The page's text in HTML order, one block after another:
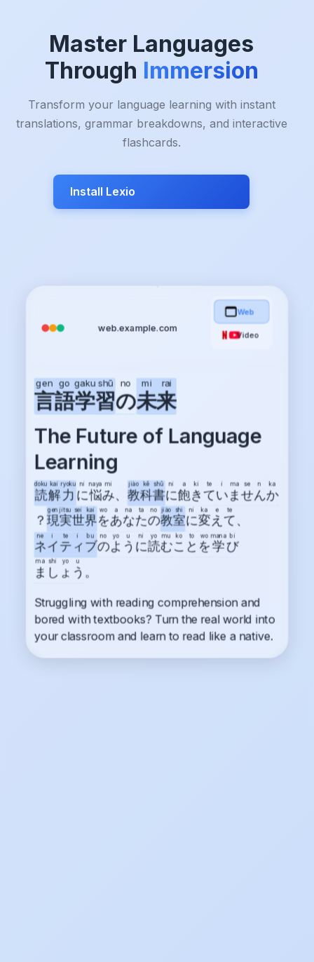
Master Languages
Through Immersion
Transform your language learning with instant
translations, grammar breakdowns, and interactive
flashcards.
Install Lexio
web.example.com
Web
Video
言
gen
語
go
学
gaku
習
shū
の
no
未
mi
来
rai
The Future of Language
Learning
読
doku
解
kai
力
ryoku
に
ni
悩
naya
み
mi
、 教
jiào
科
kē
書
shū
に
ni
飽
a
き
ki
て
te
い
i
ま
ma
せ
se
ん
n
か
ka
？ 現
gen
実
jitsu
世
sei
界
kai
を
wo
あ
a
な
na
た
ta
の
no
教
jiào
室
shì
に
ni
変
ka
え
e
て
te
、
ネ
ne
イ
i
テ
te
ィ
i
ブ
bu
の
no
よ
yo
う
u
に
ni
読
yo
む
mu
こ
ko
と
to
を
wo
学
mana
び
bi
ま
ma
し
shi
ょ
yo
う
u
。
Struggling with reading comprehension and
bored with textbooks? Turn the real world into
your classroom and learn to read like a native.